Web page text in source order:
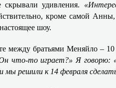
удивления.
кроме самой
шоу.
между братьями Меняйло –
что-то играет?» Я
мы решили к 14 февраля